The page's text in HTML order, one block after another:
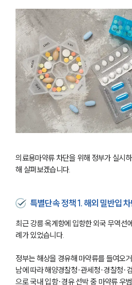
의료용마약류 차단을 위해 정부가 실시
해 살펴보겠습니다.
특별단속 정책 1. 해외 밀반입
최근 강릉 옥계항에 입항한 외국 무역선
례가 있었습니다.
정부는 해상을 경유해 마약류를 들여오
남에 따라 해양경찰청·관세청·경찰청·
으로 국내 입항·경유 선박 중 마약류 우